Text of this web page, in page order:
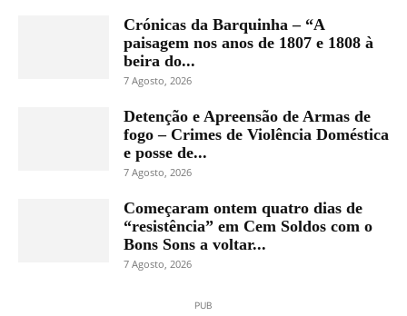
Crónicas da Barquinha – “A
paisagem nos anos de 1807 e 1808 à
beira do...
7 Agosto, 2026
Detenção e Apreensão de Armas de
fogo – Crimes de Violência Doméstica
e posse de...
7 Agosto, 2026
Começaram ontem quatro dias de
“resistência” em Cem Soldos com o
Bons Sons a voltar...
7 Agosto, 2026
PUB